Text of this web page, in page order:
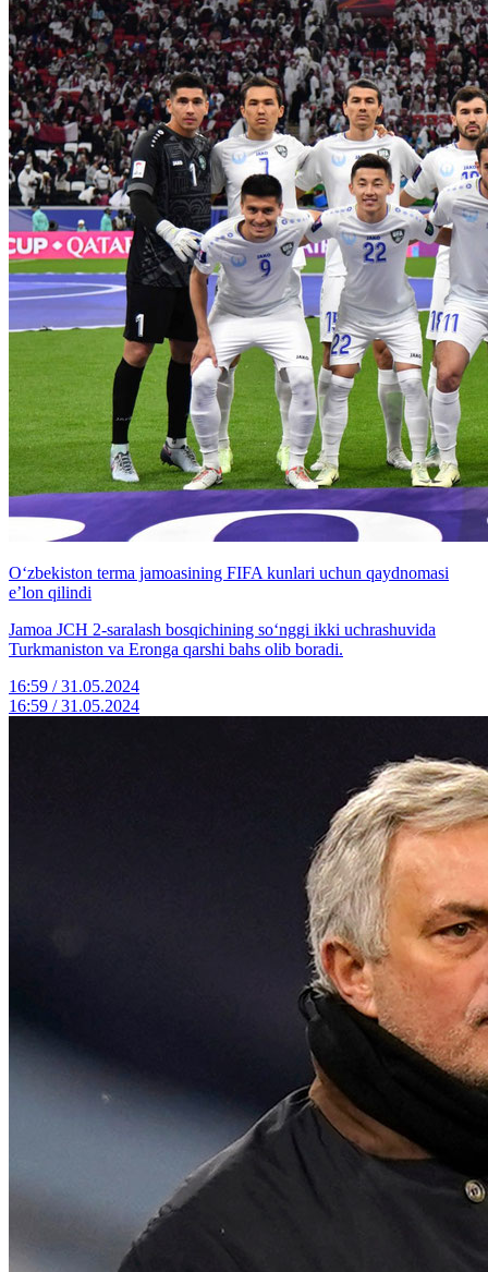
O‘zbekiston terma jamoasining FIFA kunlari uchun qaydnomasi
e’lon qilindi
Jamoa JCH 2-saralash bosqichining so‘nggi ikki uchrashuvida
Turkmaniston va Eronga qarshi bahs olib boradi.
16:59 / 31.05.2024
16:59 / 31.05.2024